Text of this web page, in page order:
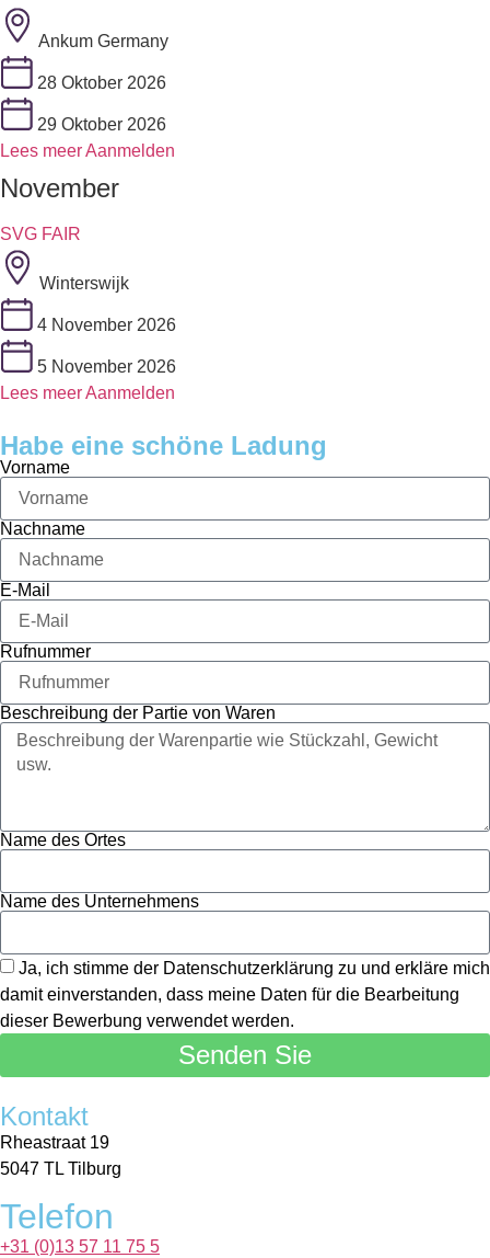
Ankum Germany
28 Oktober 2026
29 Oktober 2026
Lees meerAanmelden
November
SVG FAIR
Winterswijk
4 November 2026
5 November 2026
Lees meerAanmelden
Habe eine schöne Ladung
Vorname
Nachname
E-Mail
Rufnummer
Beschreibung der Partie von Waren
Name des Ortes
Name des Unternehmens
Ja, ich stimme der Datenschutzerklärung zu und erkläre mich
damit einverstanden, dass meine Daten für die Bearbeitung
dieser Bewerbung verwendet werden.
Senden Sie
Kontakt
Rheastraat 19
5047 TL Tilburg
Telefon
+31 (0)13 57 11 75 5